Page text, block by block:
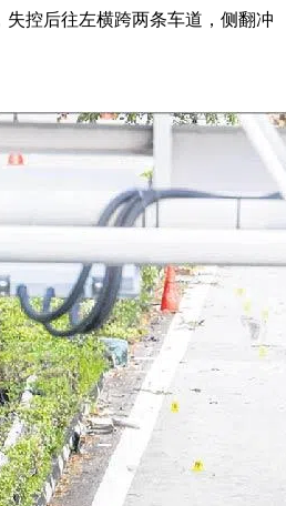
失控后往左横跨两条车道，侧翻冲